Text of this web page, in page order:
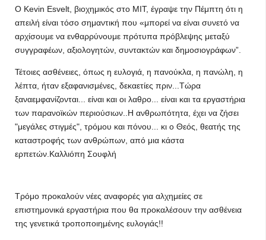
Ο Kevin Esvelt, βιοχημικός στο MIT, έγραψε την Πέμπτη ότι η
απειλή είναι τόσο σημαντική που «μπορεί να είναι συνετό να
αρχίσουμε να ενθαρρύνουμε πρότυπα πρόβλεψης μεταξύ
συγγραφέων, αξιολογητών, συντακτών και δημοσιογράφων”.
Τέτοιες ασθένειες, όπως η ευλογιά, η πανούκλα, η πανώλη, η
λέπτα, ήταν εξαφανισμένες, δεκαετίες πριν...Τώρα
ξαναεμφανίζονται... είναι και οι λαθρο... είναι και τα εργαστήρια
των παρανοϊκών περιούσιων..Η ανθρωπότητα, έχει να ζήσει
"μεγάλες στιγμές", τρόμου και πόνου... κι ο Θεός, θεατής της
καταστροφής των ανθρώπων, από μια κάστα
ερπετών.Καλλιόπη Σουφλή
Τρόμο προκαλούν νέες αναφορές για αλχημείες σε
επιστημονικά εργαστήρια που θα προκαλέσουν την ασθένεια
της γενετικά τροποποιημένης ευλογιάς!!